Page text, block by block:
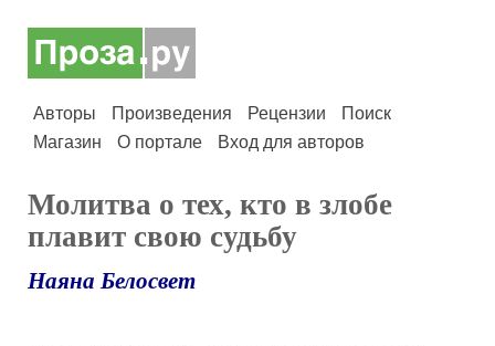
Авторы Произведения Рецензии
Поиск
Магазин
О портале Вход для авторов
Молитва о тех, кто в злобе
плавит свою судьбу
Наяна Белосвет